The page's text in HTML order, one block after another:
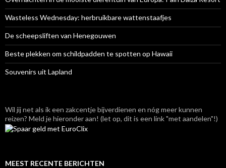
Wasteless Wednesday: herbruikbare wattenstaafjes
De scheepsliften van Henegouwen
Beste plekken om schildpadden te spotten op Hawaii
Souvenirs uit Lapland
Wil jij net als ik een zakcentje bijverdienen en nóg meer kunnen
reizen? Meld je hieronder aan! (let op, dit is een link "met aandelen"!)
MEEST RECENTE BERICHTEN